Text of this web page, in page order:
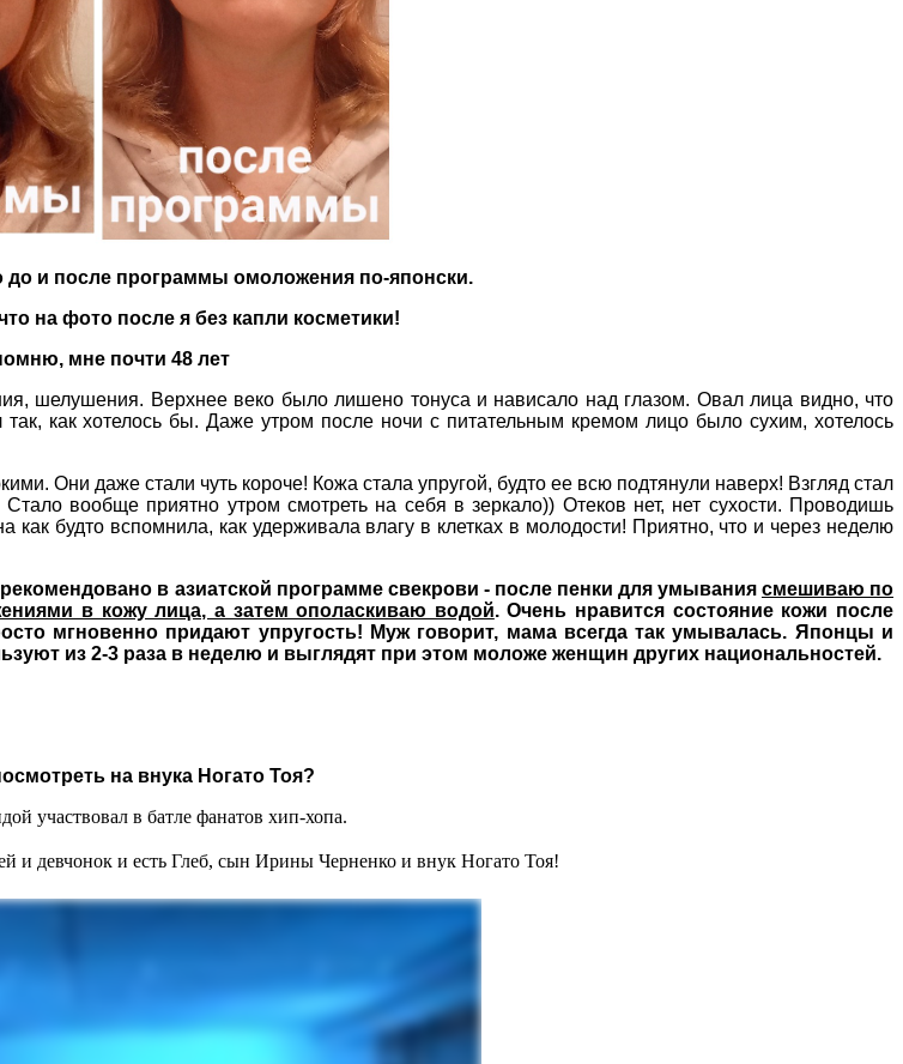
до и после программы омоложения по-японски.
на фото после я без капли косметики!
мне почти 48 лет
шелушения. Верхнее веко было лишено тонуса и нависало над глазом. Овал лица видно, что
как хотелось бы. Даже утром после ночи с питательным кремом лицо было сухим, хотелось
Они даже стали чуть короче! Кожа стала упругой, будто ее всю подтянули наверх! Взгляд стал
вообще приятно утром смотреть на себя в зеркало)) Отеков нет, нет сухости. Проводишь
будто вспомнила, как удерживала влагу в клетках в молодости! Приятно, что и через неделю
в азиатской программе свекрови - после пенки для умывания смешиваю по
в кожу лица, а затем ополаскиваю водой. Очень нравится состояние кожи после
мгновенно придают упругость! Муж говорит, мама всегда так умывалась. Японцы и
из 2-3 раза в неделю и выглядят при этом моложе женщин других национальностей.
на внука Ногато Тоя?
участвовал в батле фанатов хип-хопа.
и девчонок и есть Глеб, сын Ирины Черненко и внук Ногато Тоя!